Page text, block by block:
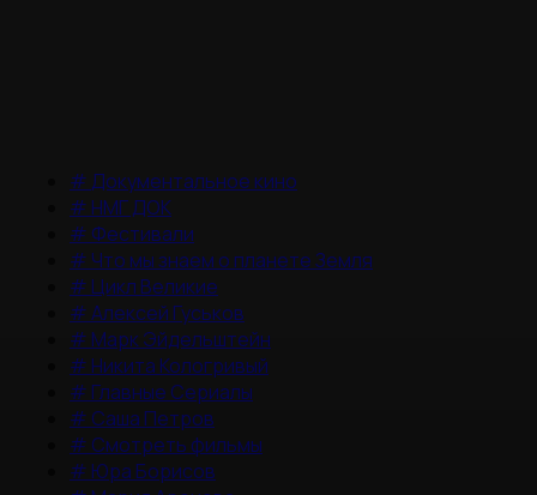
# Документальное кино
# НМГ ДОК
# Фестивали
# Что мы знаем о планете Земля
# Цикл Великие
#Алексей Гуськов
# Марк Эйдельштейн
# Никита Кологривый
# Главные Сериалы
# Саша Петров
# Смотреть фильмы
# Юра Борисов